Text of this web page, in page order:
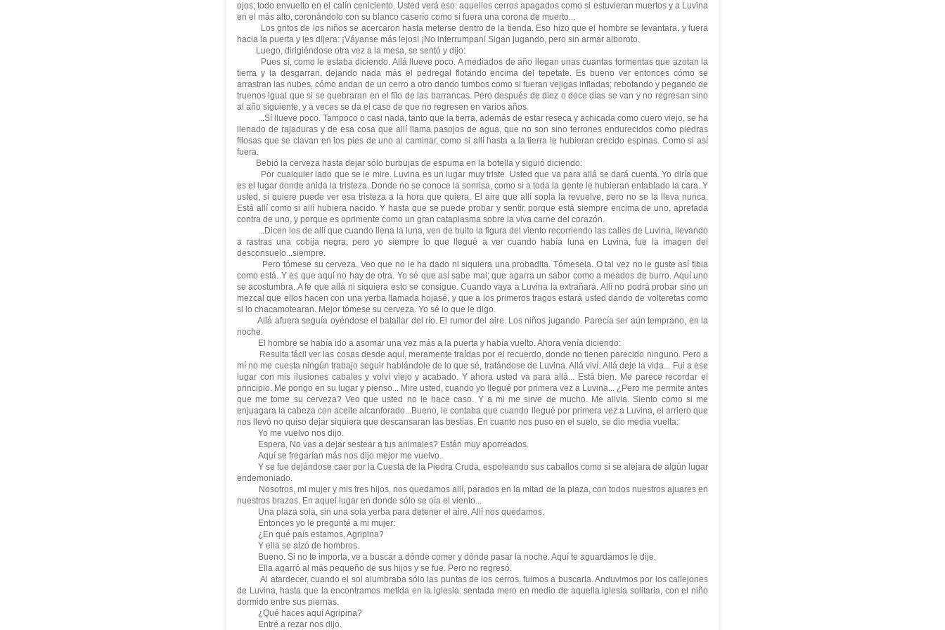
ojos; todo envuelto en el calín ceniciento. Usted verá eso: aquellos cerros apagados como si estuvieran muertos y a Luvina
en el más alto, coronándolo con su blanco caserío como si fuera una corona de muerto...
Los gritos de los niños se acercaron hasta meterse dentro de la tienda. Eso hizo que el hombre se levantara, y fuera
hacia la puerta y les dijera: ¡Váyanse más lejos! ¡No interrumpan! Sigan jugando, pero sin armar alboroto.
Luego, dirigiéndose otra vez a la mesa, se sentó y dijo:
Pues sí, como le estaba diciendo. Allá llueve poco. A mediados de año llegan unas cuantas tormentas que azotan la
tierra y la desgarran, dejando nada más el pedregal flotando encima del tepetate. Es bueno ver entonces cómo se
arrastran las nubes, cómo andan de un cerro a otro dando tumbos como si fueran vejigas infladas; rebotando y pegando de
truenos igual que si se quebraran en el filo de las barrancas. Pero después de diez o doce días se van y no regresan sino
al año siguiente, y a veces se da el caso de que no regresen en varios años.
...Sí llueve poco. Tampoco o casi nada, tanto que la tierra, además de estar reseca y achicada como cuero viejo, se ha
llenado de rajaduras y de esa cosa que allí llama pasojos de agua, que no son sino terrones endurecidos como piedras
filosas que se clavan en los pies de uno al caminar, como si allí hasta a la tierra le hubieran crecido espinas. Como si así
fuera.
Bebió la cerveza hasta dejar sólo burbujas de espuma en la botella y siguió diciendo:
Por cualquier lado que se le mire. Luvina es un lugar muy triste. Usted que va para allá se dará cuenta. Yo diría que
es el lugar donde anida la tristeza. Donde no se conoce la sonrisa, como si a toda la gente le hubieran entablado la cara. Y
usted, si quiere puede ver esa tristeza a la hora que quiera. El aire que allí sopla la revuelve, pero no se la lleva nunca.
Está allí como si allí hubiera nacido. Y hasta que se puede probar y sentir, porque está siempre encima de uno, apretada
contra de uno, y porque es oprimente como un gran cataplasma sobre la viva carne del corazón.
...Dicen los de allí que cuando llena la luna, ven de bulto la figura del viento recorriendo las calles de Luvina, llevando
a rastras una cobija negra; pero yo siempre lo que llegué a ver cuando había luna en Luvina, fue la imagen del
desconsuelo...siempre.
Pero tómese su cerveza. Veo que no le ha dado ni siquiera una probadita. Tómesela. O tal vez no le guste así tibia
como está. Y es que aquí no hay de otra. Yo sé que así sabe mal; que agarra un sabor como a meados de burro. Aquí uno
se acostumbra. A fe que allá ni siquiera esto se consigue. Cuando vaya a Luvina la extrañará. Allí no podrá probar sino un
mezcal que ellos hacen con una yerba llamada hojasé, y que a los primeros tragos estará usted dando de volteretas como
si lo chacamotearan. Mejor tómese su cerveza. Yo sé lo que le digo.
Allá afuera seguía oyéndose el batallar del río. El rumor del aire. Los niños jugando. Parecía ser aún temprano, en la
noche.
El hombre se había ido a asomar una vez más a la puerta y había vuelto. Ahora venía diciendo:
Resulta fácil ver las cosas desde aquí, meramente traídas por el recuerdo, donde no tienen parecido ninguno. Pero a
mí no me cuesta ningún trabajo seguir hablándole de lo que sé, tratándose de Luvina. Allá viví. Allá deje la vida... Fui a ese
lugar con mis ilusiones cabales y volví viejo y acabado. Y ahora usted va para allá... Está bien. Me parece recordar el
principio. Me pongo en su lugar y pienso... Mire usted, cuando yo llegué por primera vez a Luvina... ¿Pero me permite antes
que me tome su cerveza? Veo que usted no le hace caso. Y a mi me sirve de mucho. Me alivia. Siento como si me
enjuagara la cabeza con aceite alcanforado...Bueno, le contaba que cuando llegué por primera vez a Luvina, el arriero que
nos llevó no quiso dejar siquiera que descansaran las bestias. En cuanto nos puso en el suelo, se dio media vuelta:
Yo me vuelvo nos dijo.
Espera, No vas a dejar sestear a tus animales? Están muy aporreados.
Aquí se fregarían más nos dijo mejor me vuelvo.
Y se fue dejándose caer por la Cuesta de la Piedra Cruda, espoleando sus caballos como si se alejara de algún lugar
endemoniado.
Nosotros, mi mujer y mis tres hijos, nos quedamos allí, parados en la mitad de la plaza, con todos nuestros ajuares en
nuestros brazos. En aquel lugar en donde sólo se oía el viento...
Una plaza sola, sin una sola yerba para detener el aire. Allí nos quedamos.
Entonces yo le pregunté a mi mujer:
¿En qué país estamos, Agripina?
Y ella se alzó de hombros.
Bueno. Si no te importa, ve a buscar a dónde comer y dónde pasar la noche. Aquí te aguardamos le dije.
Ella agarró al más pequeño de sus hijos y se fue. Pero no regresó.
Al atardecer, cuando el sol alumbraba sólo las puntas de los cerros, fuimos a buscarla. Anduvimos por los callejones
de Luvina, hasta que la encontramos metida en la iglesia: sentada mero en medio de aquella iglesia solitaria, con el niño
dormido entre sus piernas.
¿Qué haces aquí Agripina?
Entré a rezar nos dijo.